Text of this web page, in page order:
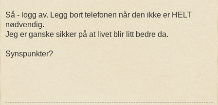
Så - logg av. Legg bort telefonen når den ikke er HELT
nødvendig.
Jeg er ganske sikker på at livet blir litt bedre da.
Synspunkter?